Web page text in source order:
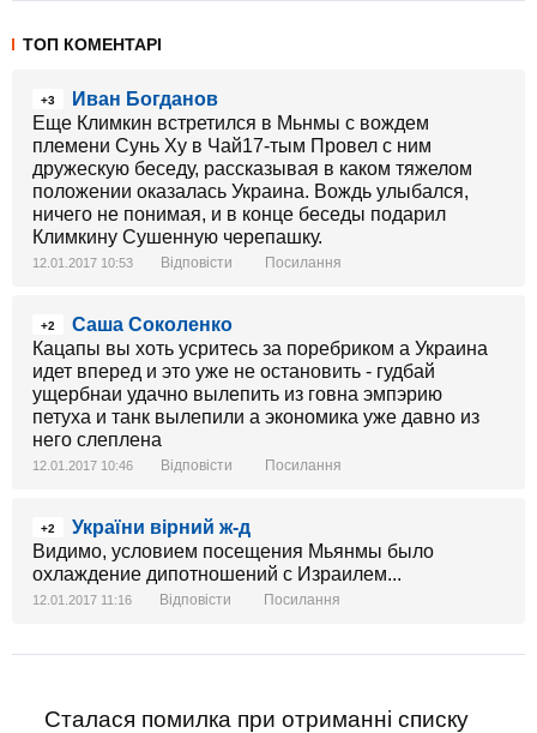
ТОП КОМЕНТАРІ
+3
Иван Богданов
Еще Климкин встретился в Мьнмы с вождем
племени Сунь Ху в Чай17-тым Провел с ним
дружескую беседу, рассказывая в каком тяжелом
положении оказалась Украина. Вождь улыбался,
ничего не понимая, и в конце беседы подарил
Климкину Сушенную черепашку.
12.01.2017 10:53 Відповісти Посилання
+2
Саша Соколенко
Кацапы вы хоть усритесь за поребриком а Украина
идет вперед и это уже не остановить - гудбай
ущербнаи удачно вылепить из говна эмпэрию
петуха и танк вылепили а экономика уже давно из
него слеплена
12.01.2017 10:46 Відповісти Посилання
+2
України вірний ж-д
Видимо, условием посещения Мьянмы было
охлаждение дипотношений с Израилем...
12.01.2017 11:16 Відповісти Посилання
Сталася помилка при отриманні списку